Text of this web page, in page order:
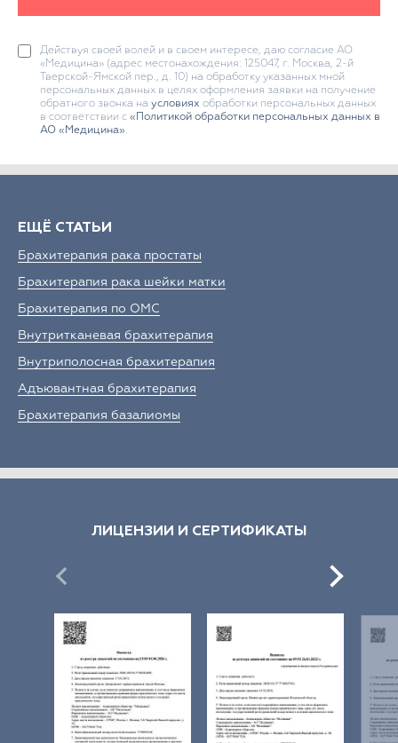
Действуя своей волей и в своем интересе, даю согласие АО
«Медицина» (адрес местонахождения: 125047, г. Москва, 2-й
Тверской-Ямской пер., д. 10) на обработку указанных мной
персональных данных в целях оформления заявки на получение
обратного звонка на условиях обработки персональных данных
в соответствии с «Политикой обработки персональных данных в
АО «Медицина».
ЕЩЁ СТАТЬИ
Брахитерапия рака простаты
Брахитерапия рака шейки матки
Брахитерапия по ОМС
Внутритканевая брахитерапия
Внутриполосная брахитерапия
Адъювантная брахитерапия
Брахитерапия базалиомы
ЛИЦЕНЗИИ И СЕРТИФИКАТЫ